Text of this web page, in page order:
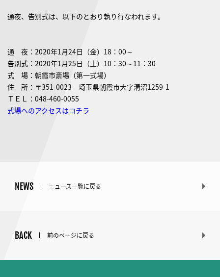
通夜、告別式は、以下のとおり執り行なわれます。
通 夜：2020年1月24日（金）18：00～
告別式：2020年1月25日（土）10：30～11：30
式 場：朝霞市斎場（第一式場）
住 所：〒351-0023 埼玉県朝霞市大字溝沼1259-1
ＴＥＬ：048-460-0055
式場へのアクセスはコチラ
NEWS ニュース一覧に戻る
BACK 前のページに戻る